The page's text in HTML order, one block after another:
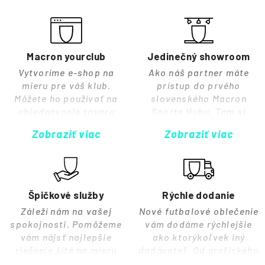
Macron yourclub
Vytvoríme e-shop na
mieru pre váš klub.
Môžete ho používať na
objednávanie tovaru
balíkov pre členov a
Postaráme sa za vás o
všetku logistiku.
Zobraziť viac
Jedinečný showroom
Ako náš partner máte
prístup do prvého
slovenského Macron
Sports Hubu. Tam si
vyskúšať vybavenie,
dokonca usporiadať
tlačovú konferenciu.
Zobraziť viac
Špičkové služby
Záleží nám na vašej
spokojnosti. Pomôžeme
vám nájsť najlepšie
riešenie šité na mieru
Rýchle dodanie
Nové futbalové oblečenie
vám dodáme rýchlejšie
ako ktorýkoľvek iný
dodávateľ. Od grafického